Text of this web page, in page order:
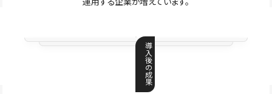
導
入
後
の
成
果